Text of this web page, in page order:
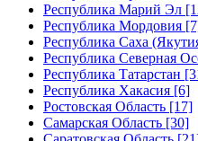
Республика Марий Эл
Республика Мордовия
Республика Саха
Республика Северная
Республика Татарстан
Республика Хакасия [6]
Ростовская Область [17]
Самарская Область [30]